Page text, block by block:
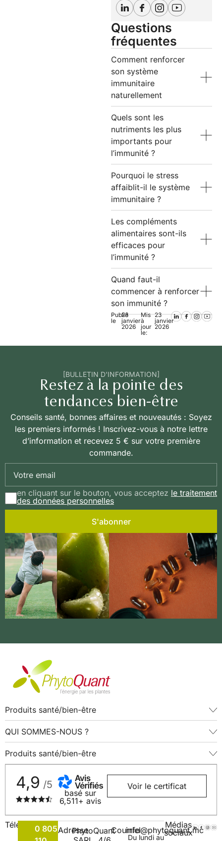
Questions
fréquentes
Comment renforcer
son système
immunitaire
naturellement
Quels sont les
nutriments les plus
importants pour
l’immunité ?
Pourquoi le stress
affaiblit-il le système
immunitaire ?
Les compléments
alimentaires sont-ils
efficaces pour
l’immunité ?
Quand faut-il
commencer à renforcer
son immunité ?
Publié
le
23
janvier
2026
Mis
à
jour
le:
23
janvier
2026
[BULLETIN D'INFORMATION]
Restez à la pointe des
tendances bien-être
Conseils santé, bonnes affaires et nouveautés : Soyez
les premiers informés ! Inscrivez-vous à notre lettre
d’information et recevez 5 € sur votre première
commande.
en cliquant sur le bouton, vous acceptez le traitement
des données personnelles
S'abonner
Produits santé/bien-être
QUI SOMMES-NOUS ?
Produits santé/bien-être
4,9 /5
basé sur
6,511+ avis
Voir le certificat
Téléphone0 805Adresse
PhytoQuantCourrielinfo@phytoquant.mc
Du lundi au
Médias
sociaux